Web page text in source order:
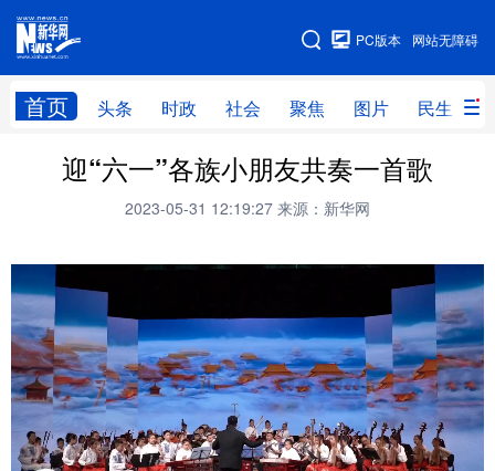
网站无障碍
PC版本
首页 头条 时政 社会 聚焦 图片 民生
网站地图
头条 时政 社会 聚焦
民生 访谈
访惠聚 专题 服务 援疆
云游新疆 光影新疆
人事频道 融媒体联播 廉政频道 新华视角看新疆
地方频道
迎“六一”各族小朋友共奏一首歌
2023-05-31 12:19:27 来源：新华网